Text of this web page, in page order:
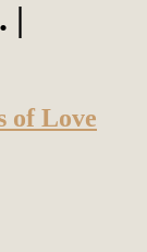
|
of Love